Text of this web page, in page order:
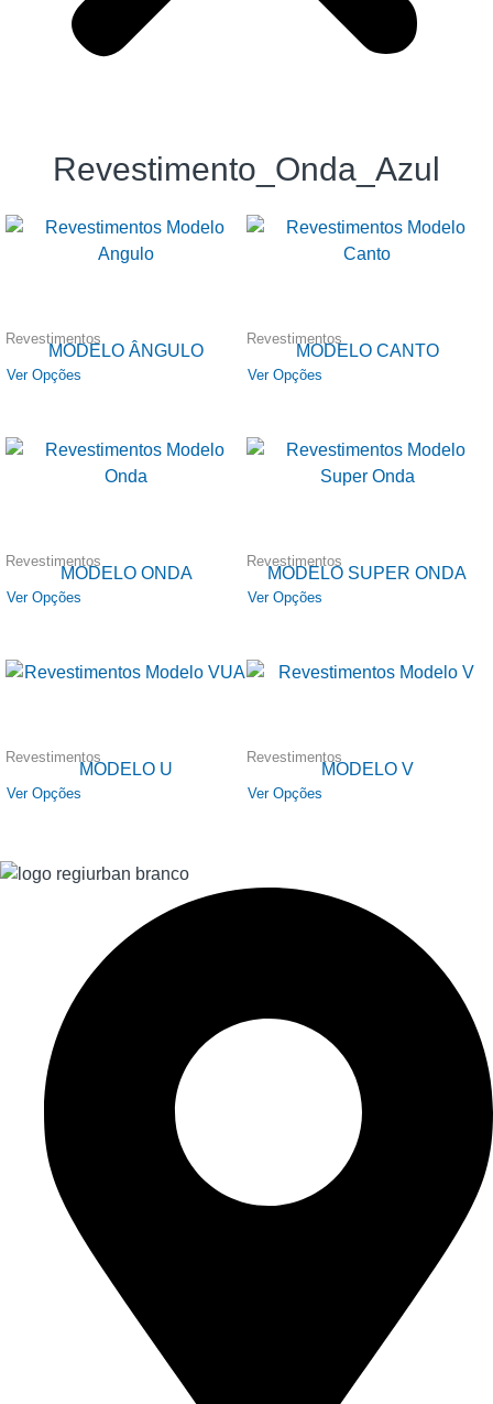
Revestimento_Onda_Azul
Revestimentos
MODELO ÂNGULO
Ver Opções
Revestimentos
MODELO CANTO
Ver Opções
Revestimentos
MODELO ONDA
Ver Opções
Revestimentos
MODELO SUPER ONDA
Ver Opções
Revestimentos
MODELO U
Ver Opções
Revestimentos
MODELO V
Ver Opções